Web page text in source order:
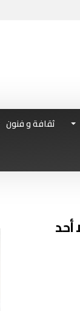
ثقافة و فنون